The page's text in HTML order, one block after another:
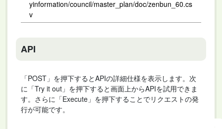
yinformation/council/master_plan/doc/zenbun_60.cs
v
API
「POST」を押下するとAPIの詳細仕様を表示します。次
に「Try it out」を押下すると画面上からAPIを試用できま
す。さらに「Execute」を押下することでリクエストの発
行が可能です。